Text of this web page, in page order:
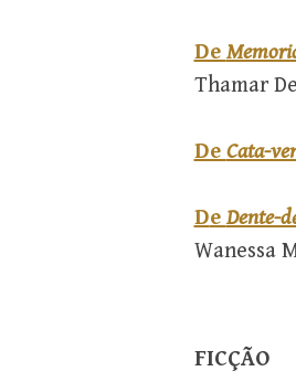
De
Thamar
De Cata-
De Dente-
Wanessa
FICÇÃO